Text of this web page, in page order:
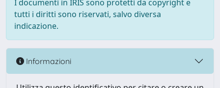
I documenti in IRIS sono protetti da copyright e
tutti i diritti sono riservati, salvo diversa
indicazione.
Informazioni